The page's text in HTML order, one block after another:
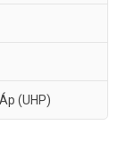
(UHP)